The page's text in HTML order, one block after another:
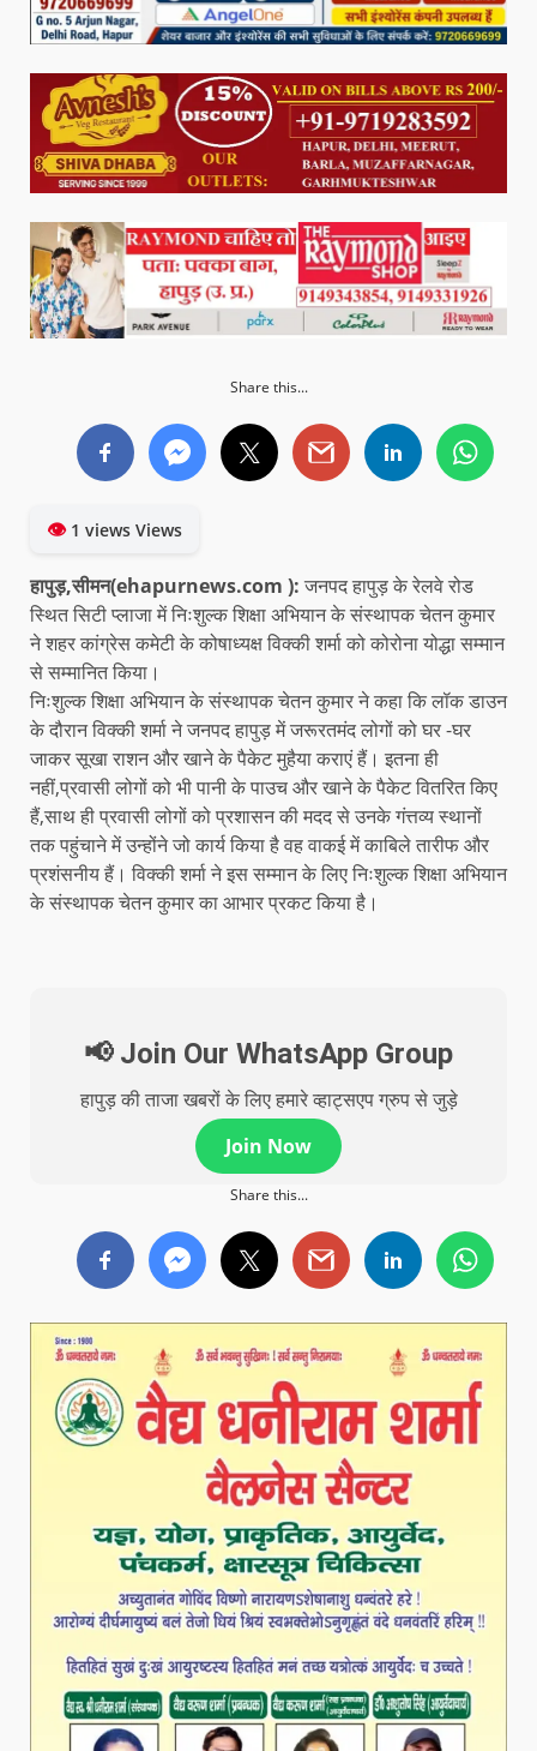
Share this...
👁1 views Views
हापुड़,सीमन(ehapurnews.com ): जनपद हापुड़ के रेलवे रोड
स्थित सिटी प्लाजा में निःशुल्क शिक्षा अभियान के संस्थापक चेतन कुमार
ने शहर कांग्रेस कमेटी के कोषाध्यक्ष विक्की शर्मा को कोरोना योद्धा सम्मान
से सम्मानित किया।
निःशुल्क शिक्षा अभियान के संस्थापक चेतन कुमार ने कहा कि लॉक डाउन
के दौरान विक्की शर्मा ने जनपद हापुड़ में जरूरतमंद लोगों को घर -घर
जाकर सूखा राशन और खाने के पैकेट मुहैया कराएं हैं। इतना ही
नहीं,प्रवासी लोगों को भी पानी के पाउच और खाने के पैकेट वितरित किए
हैं,साथ ही प्रवासी लोगों को प्रशासन की मदद से उनके गंत्तव्य स्थानों
तक पहुंचाने में उन्होंने जो कार्य किया है वह वाकई में काबिले तारीफ और
प्रशंसनीय हैं। विक्की शर्मा ने इस सम्मान के लिए निःशुल्क शिक्षा अभियान
के संस्थापक चेतन कुमार का आभार प्रकट किया है।
📢 Join Our WhatsApp Group
हापुड़ की ताजा खबरों के लिए हमारे व्हाट्सएप ग्रुप से जुड़े
Join Now
Share this...